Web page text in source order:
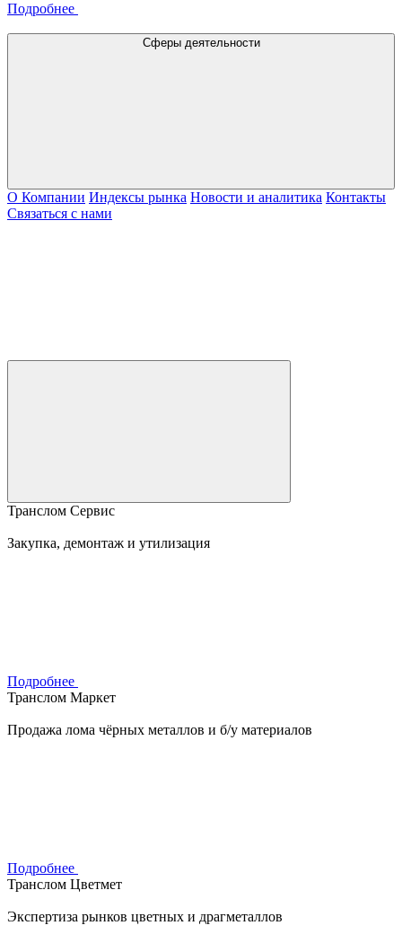
Подробнее
Сферы деятельности
О Компании Индексы рынка Новости и аналитика Контакты
Связаться с нами
Транслом Сервис
Закупка, демонтаж и утилизация
Подробнее
Транслом Маркет
Продажа лома чёрных металлов и б/у материалов
Подробнее
Транслом Цветмет
Экспертиза рынков цветных и драгметаллов